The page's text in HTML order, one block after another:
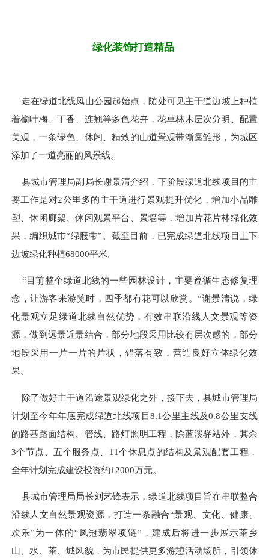
绿化装饰打造精品
走在绿道北线凤山公园起始点，随处可见主干道边坡上种植
着榆叶梅、丁香、连翘等多色花卉，花草林木层次分明、配置
美观，一条绿色、休闲、精致的山道景观带渐露雏形，为城区
添加了一道亮丽的风景线。
县城市管理局副局长谢景清介绍，下阶段绿道北线项目的主
要工作是对2公里多的主干道进行景观提升优化，增加小品雕
塑、休闲廊架、休闲观景平台、景墙等，增加片花片林绿化效
果，编织城市“绿腰带”。截至目前，已完成绿道北线项目上下
边坡绿化种植68000平米。
“目前整个绿道北线的一些园林设计，主要遵循生态修复理
念，让游客来游览时，四季都有花可以欣赏。”谢景清说，绿
化景观立足绿道北线自然优势，有效串联沿线人文景观等资
源，做到远景近景结合，部分地段采用比较有层次感的，部分
地段采用一片一片的片状，错落有致，营造良好立体绿化效
果。
除了做好主干道沿途景观绿化之外，接下去，县城市管理局
计划至今年年底完成绿道北线项目8.1公里主线及0.8公里支线
的路基路面结构、管线、路灯照明工程，除蓝溪驿站外，其余
3个节点、五个服务点、11个休息点的结构及景观配套工程，
全年计划完成建设投资约12000万元。
县城市管理局局长刘艺锋表示，绿道北线项目旨在串联整合
沿线人文自然景观资源，打造一条融合“景观、文化、健康、
欢乐”为一体的“凤冠翡翠项链”，建成后将进一步展示茶乡
山、水、茶、城风貌，为市民提供更多游憩活动场所，引领休